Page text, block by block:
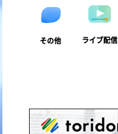
その他 ライブ配信